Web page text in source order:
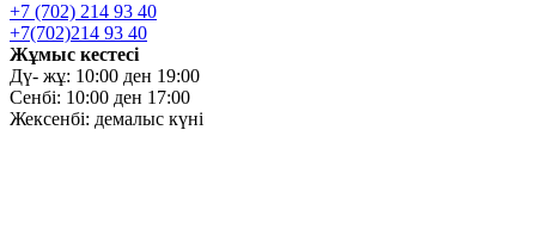
+7 (702) 214 93 40
+7(702)214 93 40
Жұмыс кестесі
Дү- жұ: 10:00 ден 19:00
Сенбі: 10:00 ден 17:00
Жексенбі: демалыс күні